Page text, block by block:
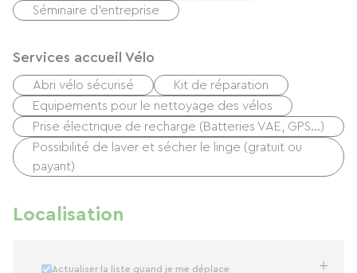
Séminaire d'entreprise
Services accueil Vélo
Abri vélo sécurisé
Kit de réparation
Equipements pour le nettoyage des vélos
Prise électrique de recharge (Batteries VAE, GPS…)
Possibilité de laver et sécher le linge (gratuit ou
payant)
Localisation
Actualiser la liste quand je me déplace